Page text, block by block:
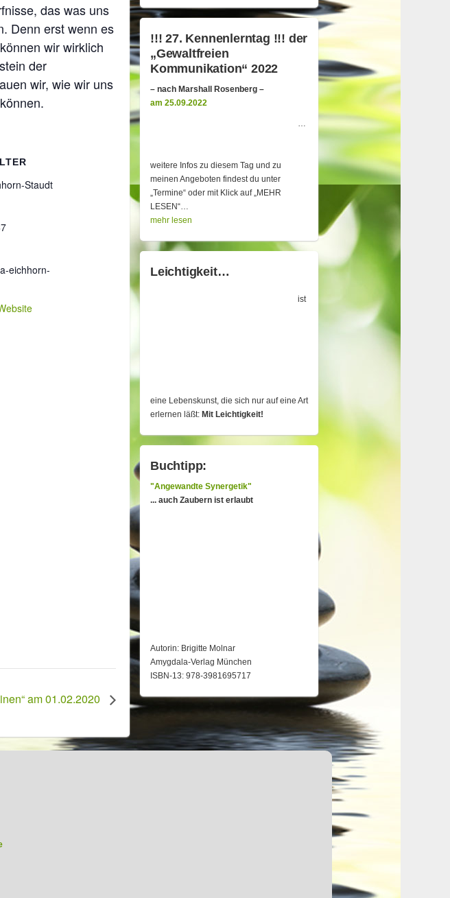
das was uns
Denn erst wenn es
wir wirklich
der
wir, wie wir uns
Staudt
eichhorn-
am 01.02.2020
!!! 27. Kennenlerntag !!! der
„Gewaltfreien
Kommunikation“ 2022
– nach Marshall Rosenberg –
am 25.09.2022
…
weitere Infos zu diesem Tag und zu
meinen Angeboten findest du unter
„Termine“ oder mit Klick auf „MEHR
LESEN“…
mehr lesen
Leichtigkeit…
ist
eine Lebenskunst, die sich nur auf eine Art
erlernen läßt: Mit Leichtigkeit!
Buchtipp:
"Angewandte Synergetik"
... auch Zaubern ist erlaubt
Autorin: Brigitte Molnar
Amygdala-Verlag München
ISBN-13: 978-3981695717